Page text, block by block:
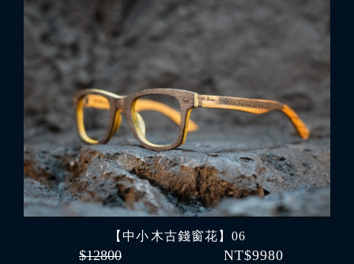
【中小 木古錢窗花】06
$12800 NT$9980